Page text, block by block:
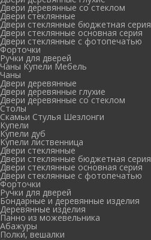
Двери деревянные со стеклом
Двери стеклянные
Двери стеклянные бюджетная серия
Двери стеклянные основная серия
Двери стеклянные с фотопечатью
Форточки
Ручки для дверей
Чаны Купели Мебель
Чаны
Двери деревянные
Двери деревянные глухие
Двери деревянные со стеклом
Столы
Скамьи Стулья Шезлонги
Купели
Купели дуб
Купели лиственница
Двери стеклянные
Двери стеклянные бюджетная серия
Двери стеклянные основная серия
Двери стеклянные с фотопечатью
Форточки
Ручки для дверей
Бондарные и деревянные изделия
Деревянные изделия
Панно из можевельника
Абажуры
Полки, вешалки